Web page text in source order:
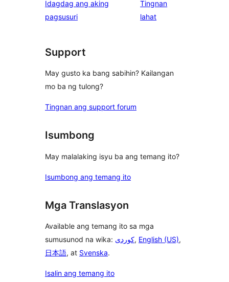
reviews
star
reviews
Idagdag ang aking
pagsusuri
Tingnan
lahatng
Support
May gusto ka bang sabihin? Kailangan
mo ba ng tulong?
Tingnan ang support forum
Isumbong
May malalaking isyu ba ang temang ito?
Isumbong ang temang ito
Mga Translasyon
Available ang temang ito sa mga
sumusunod na wika:
, English (US),
日本語, at Svenska.
Isalin ang temang ito